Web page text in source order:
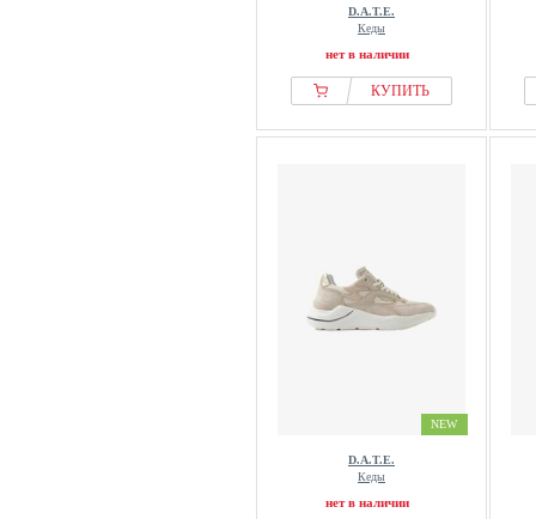
D.A.T.E.
Кеды
нет в наличии
КУПИТЬ
NEW
D.A.T.E.
Кеды
нет в наличии